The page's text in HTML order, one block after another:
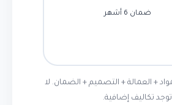
ضمان 6 أشهر
+ العمالة + التصميم + الضمان. لا
توجد تكاليف إضافية.